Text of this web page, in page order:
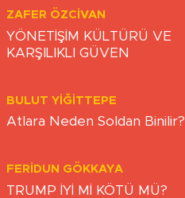
ZAFER ÖZCIVAN
YÖNETİŞİM KÜLTÜRÜ VE
KARŞILIKLI GÜVEN
BULUT YİĞİTTEPE
Atlara Neden Soldan Binilir?
FERIDUN GÖKKAYA
TRUMP İYİ Mİ KÖTÜ MÜ?